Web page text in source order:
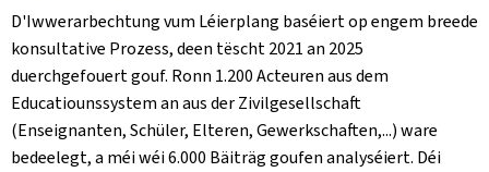
D'Iwwerarbechtung vum Léierplang baséiert op engem breede
konsultative Prozess, deen tëscht 2021 an 2025
duerchgefouert gouf. Ronn 1.200 Acteuren aus dem
Educatiounssystem an aus der Zivilgesellschaft
(Enseignanten, Schüler, Elteren, Gewerkschaften,...) ware
bedeelegt, a méi wéi 6.000 Bäiträg goufen analyséiert. Déi